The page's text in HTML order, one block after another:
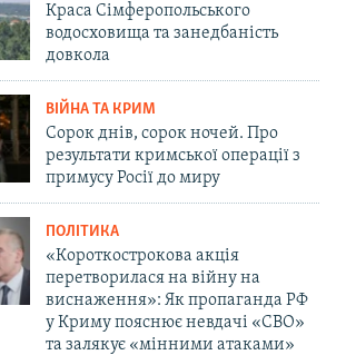
Краса Сімферопольського
водосховища та занедбаність
довкола
ВІЙНА ТА КРИМ
Сорок днів, сорок ночей. Про
результати кримської операції з
примусу Росії до миру
ПОЛІТИКА
«Короткострокова акція
перетворилася на війну на
виснаження»: Як пропаганда РФ
у Криму пояснює невдачі «СВО»
та залякує «мінними атаками»